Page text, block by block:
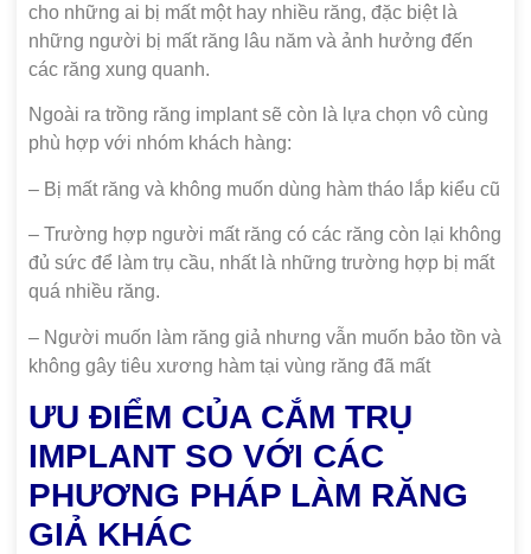
cho những ai bị mất một hay nhiều răng, đặc biệt là
những người bị mất răng lâu năm và ảnh hưởng đến
các răng xung quanh.
Ngoài ra trồng răng implant sẽ còn là lựa chọn vô cùng
phù hợp với nhóm khách hàng:
– Bị mất răng và không muốn dùng hàm tháo lắp kiểu cũ
– Trường hợp người mất răng có các răng còn lại không
đủ sức để làm trụ cầu, nhất là những trường hợp bị mất
quá nhiều răng.
– Người muốn làm răng giả nhưng vẫn muốn bảo tồn và
không gây tiêu xương hàm tại vùng răng đã mất
ƯU ĐIỂM CỦA CẮM TRỤ
IMPLANT SO VỚI CÁC
PHƯƠNG PHÁP LÀM RĂNG
GIẢ KHÁC